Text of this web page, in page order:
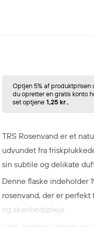
Optjen 5% af produktprisen
du opretter en gratis konto
set optjene 1,25 kr..
TRS Rosenvand er et
udvundet fra
sin subtile og delikate
Denne flaske indeholder
rosenvand, der er
og skønhedspleje.